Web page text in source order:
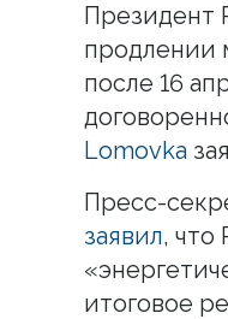
Президент
продлении
после 16
Lomovka
Пресс-
заявил, что
итоговое